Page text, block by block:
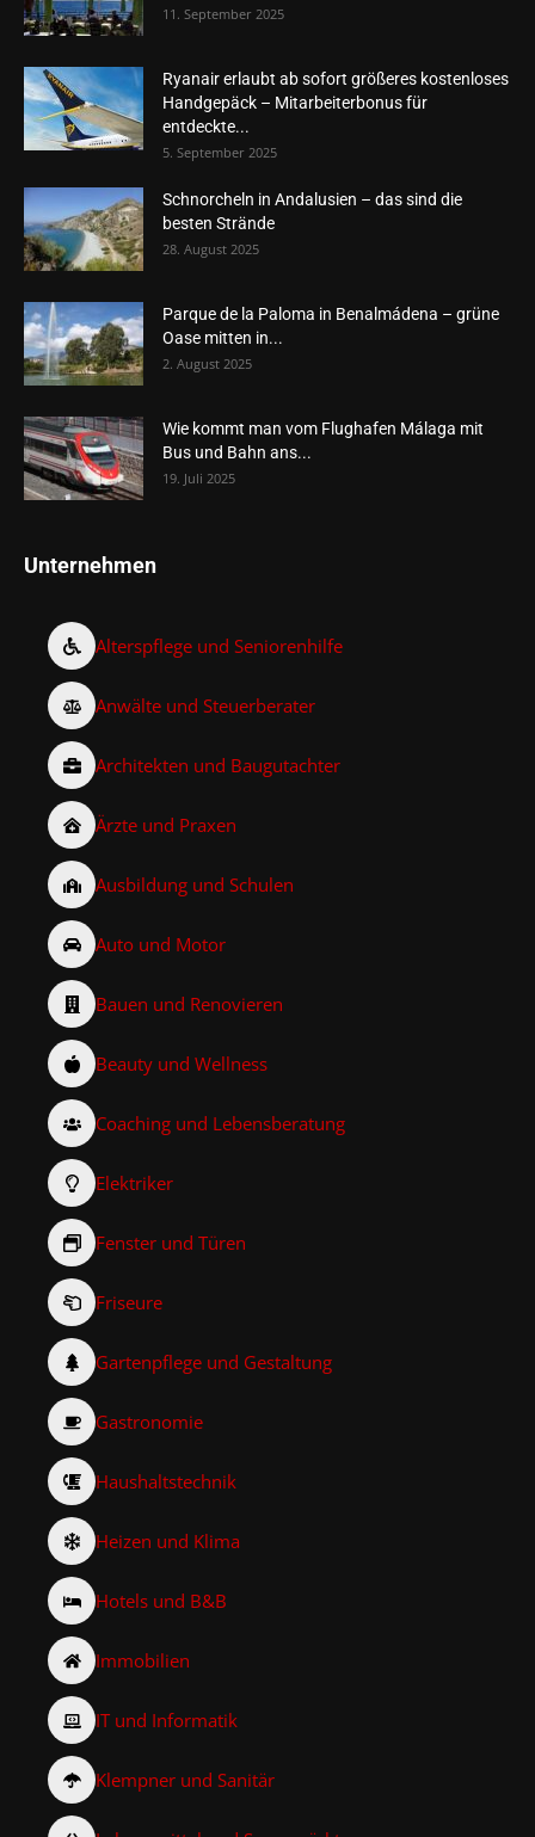
11. September 2025
Ryanair erlaubt ab sofort größeres kostenloses
Handgepäck – Mitarbeiterbonus für
entdeckte...
5. September 2025
Schnorcheln in Andalusien – das sind die
besten Strände
28. August 2025
Parque de la Paloma in Benalmádena – grüne
Oase mitten in...
2. August 2025
Wie kommt man vom Flughafen Málaga mit
Bus und Bahn ans...
19. Juli 2025
Unternehmen
Alterspflege und Seniorenhilfe
Anwälte und Steuerberater
Architekten und Baugutachter
Ärzte und Praxen
Ausbildung und Schulen
Auto und Motor
Bauen und Renovieren
Beauty und Wellness
Coaching und Lebensberatung
Elektriker
Fenster und Türen
Friseure
Gartenpflege und Gestaltung
Gastronomie
Haushaltstechnik
Heizen und Klima
Hotels und B&B
Immobilien
IT und Informatik
Klempner und Sanitär